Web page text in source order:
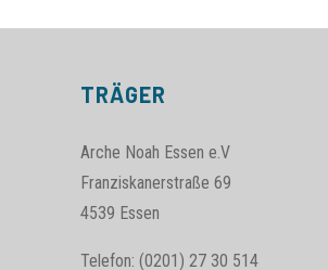
TRÄGER
Arche Noah Essen e.V
Franziskanerstraße 69
4539 Essen
Telefon: (0201) 27 30 514